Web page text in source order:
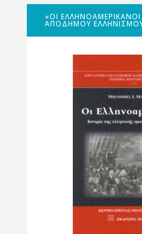
«ΟΙ
ΑΠΌΔΗΜΟΥ